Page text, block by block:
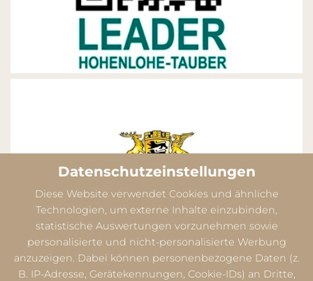
Datenschutzeinstellungen
Diese Website verwendet Cookies und ähnliche
Technologien, um externe Inhalte einzubinden,
statistische Auswertungen vorzunehmen sowie
personalisierte und nicht-personalisierte Werbung
anzuzeigen. Dabei können personenbezogene Daten (z.
B. IP-Adresse, Gerätekennungen, Cookie-IDs) an Dritte,